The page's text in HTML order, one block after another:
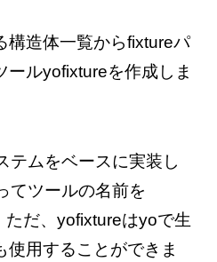
構造体一覧からfixtureパ
ールyofixtureを作成しま
テムをベースに実装し
てツールの名前を
だ、yofixtureはyoで生
使用することができま